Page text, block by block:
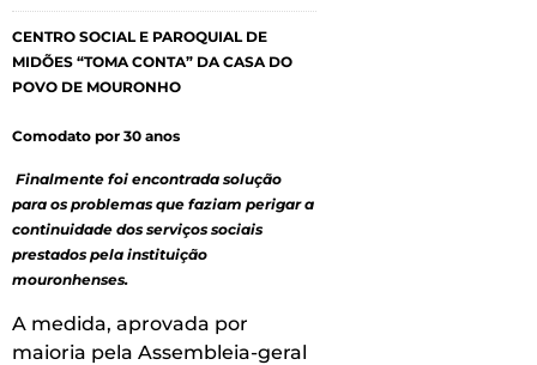
CENTRO SOCIAL E PAROQUIAL DE
MIDÕES “TOMA CONTA” DA CASA DO
POVO DE MOURONHO
Comodato por 30 anos
Finalmente foi encontrada solução
para os problemas que faziam perigar a
continuidade dos serviços sociais
prestados pela instituição
mouronhenses.
A medida, aprovada por
maioria pela Assembleia-geral